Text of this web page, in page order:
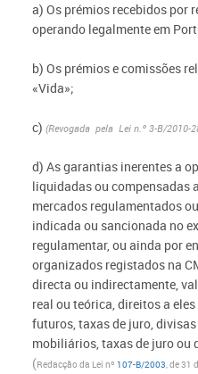
a) Os prémios recebidos por
operando legalmente em
b) Os prémios e comissões
«Vida»;
c) (Revogada pela Lei n.º 3-B/2010-
d) As garantias inerentes a
liquidadas ou compensadas
mercados regulamentados
indicada ou sancionada no
regulamentar, ou ainda por
organizados registados na
directa ou indirectamente,
real ou teórica, direitos a
futuros, taxas de juro,
mobiliários, taxas de juro ou
(Redacção da Lei nº 107-B/2003, de 31